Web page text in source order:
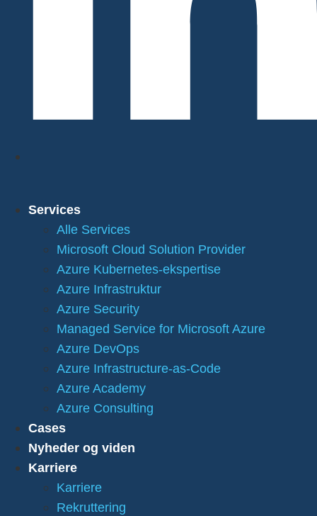
Services
Alle Services
Microsoft Cloud Solution Provider
Azure Kubernetes-ekspertise
Azure Infrastruktur
Azure Security
Managed Service for Microsoft Azure
Azure DevOps
Azure Infrastructure-as-Code
Azure Academy
Azure Consulting
Cases
Nyheder og viden
Karriere
Karriere
Rekruttering